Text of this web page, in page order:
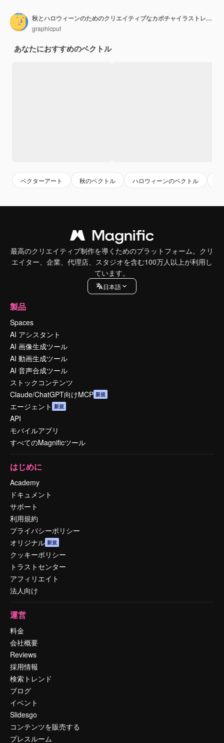
秋とハロウィーンのためのクリエイティブなカボチャイラストレーションベクトル
graphicput
あなたにおすすめのベクトル
ベクターアート 秋のベクトル ハロウィーンのベクトル
最高のクリエイティブ制作を導くためのプラットフォーム。クリ
エイター、企業、代理店、スタジオを含む100万人以上が利用し
ています。
日本語
製品
Spaces
AI アシスタント
AI 画像生成ツール
AI 動画生成ツール
AI 音声合成ツール
ストックコンテンツ
Claude/ChatGPT向けMCP 新規
エージェント 新規
API
モバイルアプリ
すべてのMagnificツール
はじめに
Academy
ドキュメント
サポート
利用規約
プライバシーポリシー
オリジナル 新規
クッキーポリシー
トラストセンター
アフィリエイト
法人向け
運営
料金
会社概要
Reviews
採用情報
検索トレンド
ブログ
イベント
Slidesgo
コンテンツを販売する
プレスルーム